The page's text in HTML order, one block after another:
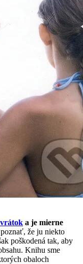
a je mierne
že ju niekto
poškodená tak, aby
Knihu sme
obaloch